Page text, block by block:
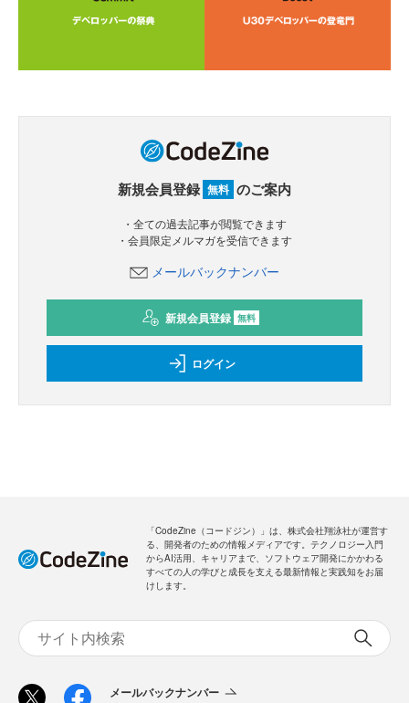
新規会員登録 無料 のご案内
・全ての過去記事が閲覧できます
・会員限定メルマガを受信できます
メールバックナンバー
新規会員登録 無料
ログイン
「CodeZine（コードジン）」は、株式会社翔泳社が運営す
る、開発者のための情報メディアです。テクノロジー入門
からAI活用、キャリアまで、ソフトウェア開発にかかわる
すべての人の学びと成長を支える最新情報と実践知をお届
けします。
メールバックナンバー